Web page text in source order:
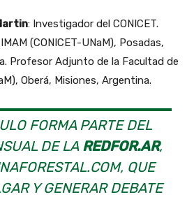
: Investigador del CONICET.
(CONICET-UNaM), Posadas,
Profesor Adjunto de la Facultad de
Oberá, Misiones, Argentina.
FORMA PARTE DEL
DE LA REDFOR.AR,
QUE
Y GENERAR DEBATE